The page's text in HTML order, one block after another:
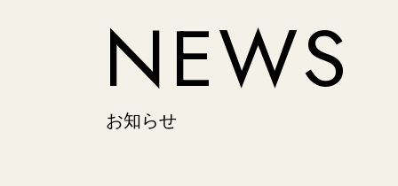
NEWS
お知らせ